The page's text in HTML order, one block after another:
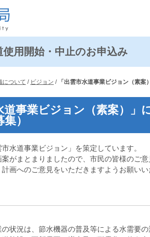
使用開始・中止のお申込み
について / ビジョン / 「出雲市水道事業ビジョン（素案
道事業ビジョン（素案）
）
水道事業ビジョン」を策定しています。
がまとまりましたので、市民の皆様のご
画へのご意見をいただきますようお願いい
状況は、節水機器の普及等による水需要